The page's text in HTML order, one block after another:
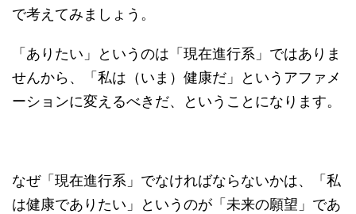
で考えてみましょう。
「ありたい」というのは「現在進行系」ではありま
せんから、「私は（いま）健康だ」というアファメ
ーションに変えるべきだ、ということになります。
なぜ「現在進行系」でなければならないかは、「私
は健康でありたい」というのが「未来の願望」であ